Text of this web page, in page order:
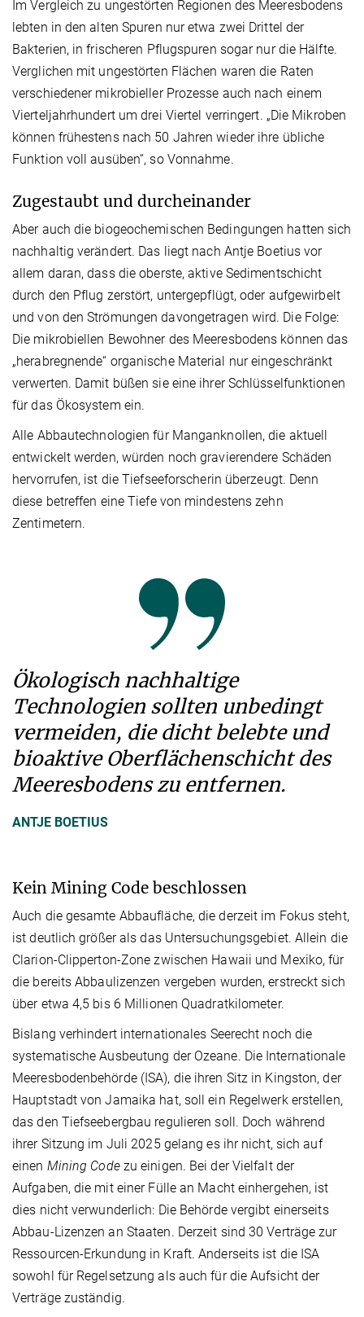
Im Vergleich zu ungestörten Regionen des Meeresbodens
lebten in den alten Spuren nur etwa zwei Drittel der
Bakterien, in frischeren Pflugspuren sogar nur die Hälfte.
Verglichen mit ungestörten Flächen waren die Raten
verschiedener mikrobieller Prozesse auch nach einem
Vierteljahrhundert um drei Viertel verringert. „Die Mikroben
können frühestens nach 50 Jahren wieder ihre übliche
Funktion voll ausüben“, so Vonnahme.
Zugestaubt und durcheinander
Aber auch die biogeochemischen Bedingungen hatten sich
nachhaltig verändert. Das liegt nach Antje Boetius vor
allem daran, dass die oberste, aktive Sedimentschicht
durch den Pflug zerstört, untergepflügt, oder aufgewirbelt
und von den Strömungen davongetragen wird. Die Folge:
Die mikrobiellen Bewohner des Meeresbodens können das
„herabregnende“ organische Material nur eingeschränkt
verwerten. Damit büßen sie eine ihrer Schlüsselfunktionen
für das Ökosystem ein.
Alle Abbautechnologien für Manganknollen, die aktuell
entwickelt werden, würden noch gravierendere Schäden
hervorrufen, ist die Tiefseeforscherin überzeugt. Denn
diese betreffen eine Tiefe von mindestens zehn
Zentimetern.
Ökologisch nachhaltige
Technologien sollten unbedingt
vermeiden, die dicht belebte und
bioaktive Oberflächenschicht des
Meeresbodens zu entfernen.
ANTJE BOETIUS
Kein Mining Code beschlossen
Auch die gesamte Abbaufläche, die derzeit im Fokus steht,
ist deutlich größer als das Untersuchungsgebiet. Allein die
Clarion-Clipperton-Zone zwischen Hawaii und Mexiko, für
die bereits Abbaulizenzen vergeben wurden, erstreckt sich
über etwa 4,5 bis 6 Millionen Quadratkilometer.
Bislang verhindert internationales Seerecht noch die
systematische Ausbeutung der Ozeane. Die Internationale
Meeresbodenbehörde (ISA), die ihren Sitz in Kingston, der
Hauptstadt von Jamaika hat, soll ein Regelwerk erstellen,
das den Tiefseebergbau regulieren soll. Doch während
ihrer Sitzung im Juli 2025 gelang es ihr nicht, sich auf
einen Mining Codezu einigen. Bei der Vielfalt der
Aufgaben, die mit einer Fülle an Macht einhergehen, ist
dies nicht verwunderlich: Die Behörde vergibt einerseits
Abbau-Lizenzen an Staaten. Derzeit sind 30 Verträge zur
Ressourcen-Erkundung in Kraft. Anderseits ist die ISA
sowohl für Regelsetzung als auch für die Aufsicht der
Verträge zuständig.